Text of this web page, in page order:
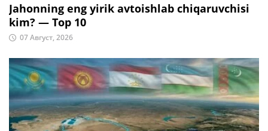
Jahonning eng yirik avtoishlab chiqaruvchisi
kim? — Top 10
07 Август, 2026